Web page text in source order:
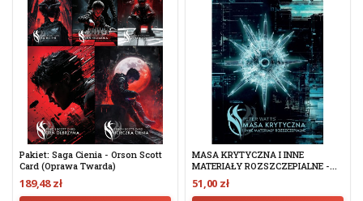
Pakiet: Saga Cienia - Orson Scott
Card (oprawa Twarda)
189,48 zł
MASA KRYTYCZNA I INNE
MATERIAŁY ROZSZCZEPIALNE -...
51,00 zł